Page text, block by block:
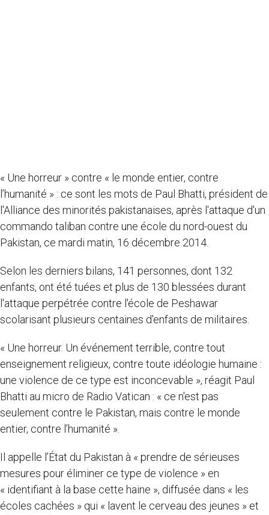
« Une horreur » contre « le monde entier, contre
l’humanité » : ce sont les mots de Paul Bhatti, président de
l'Alliance des minorités pakistanaises, après l'attaque d'un
commando taliban contre une école du nord-ouest du
Pakistan, ce mardi matin, 16 décembre 2014.
Selon les derniers bilans, 141 personnes, dont 132
enfants, ont été tuées et plus de 130 blessées durant
l'attaque perpétrée contre l'école de Peshawar
scolarisant plusieurs centaines d'enfants de militaires.
« Une horreur. Un événement terrible, contre tout
enseignement religieux, contre toute idéologie humaine :
une violence de ce type est inconcevable », réagit Paul
Bhatti au micro de Radio Vatican : « ce n'est pas
seulement contre le Pakistan, mais contre le monde
entier, contre l’humanité ».
Il appelle l’État du Pakistan à « prendre de sérieuses
mesures pour éliminer ce type de violence » en
« identifiant à la base cette haine », diffusée dans « les
écoles cachées » qui « lavent le cerveau des jeunes » et